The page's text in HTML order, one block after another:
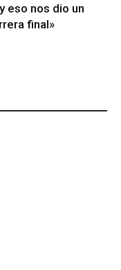
eso nos dio un
final»